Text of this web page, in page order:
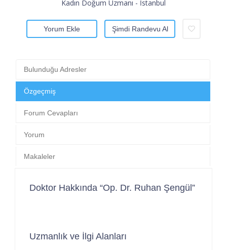
Kadın Doğum Uzmanı - İstanbul
Yorum Ekle Şimdi Randevu Al
Bulunduğu Adresler
Özgeçmiş
Forum Cevapları
Yorum
Makaleler
Doktor Hakkında “Op. Dr. Ruhan Şengül”
Uzmanlık ve İlgi Alanları